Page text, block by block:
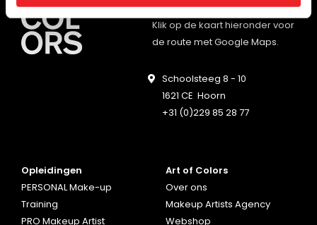
Klik op de kaart hieronder voor
de route met Google Maps.
Schoolsteeg 8 - 10
1621 CE Hoorn
+31 (0)229 85 28 77
Opleidingen
PERSONAL Make-up
Training
PRO Makeup Artist
Art of Colors
Over ons
Makeup Artists Agency
Webshop